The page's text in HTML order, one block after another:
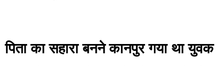
पिता का सहारा बनने कानपुर गया था युवक